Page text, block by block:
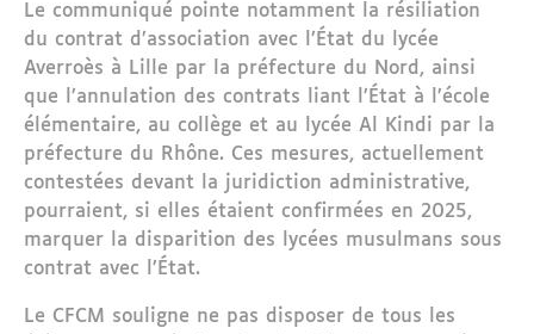
Le communiqué pointe notamment la résiliation
du contrat d’association avec l’État du lycée
Averroès à Lille par la préfecture du Nord, ainsi
que l’annulation des contrats liant l’État à l’école
élémentaire, au collège et au lycée Al Kindi par la
préfecture du Rhône. Ces mesures, actuellement
contestées devant la juridiction administrative,
pourraient, si elles étaient confirmées en 2025,
marquer la disparition des lycées musulmans sous
contrat avec l’État.
Le CFCM souligne ne pas disposer de tous les